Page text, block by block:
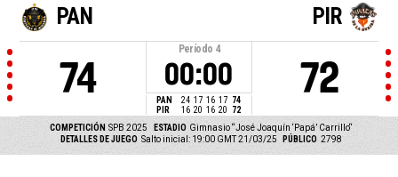
PAN
74
Período 4
00:00
PAN 24 17 16 17 74
PIR
16 20 16 20 72
PIR
72
COMPETICIÓN SPB 2025 ESTADIO Gimnasio “José Joaquín ‘Papá’ Carrillo“
DETALLES DE JUEGO Salto inicial: 19:00 GMT 21/03/25 PÚBLICO 2798